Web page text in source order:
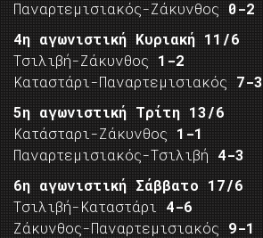
Παναρτεμισιακός-Ζάκυνθος 0-2
4η αγωνιστική Κυριακή 11/6
Τσιλιβή-Ζάκυνθος 1-2
Καταστάρι-Παναρτεμισιακός 7-3
5η αγωνιστική Τρίτη 13/6
Κατάσταρι-Ζάκυνθος 1-1
Παναρτεμισιακός-Τσιλιβή 4-3
6η αγωνιστική Σάββατο 17/6
Τσιλιβή-Καταστάρι 4-6
Ζάκυνθος-Παναρτεμισιακός 9-1